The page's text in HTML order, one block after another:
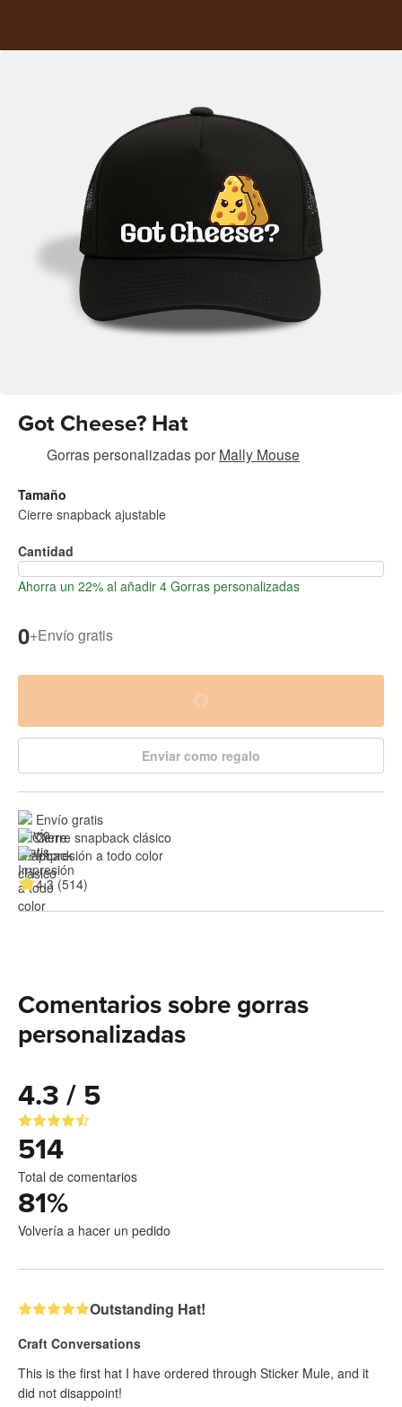
Got Cheese? Hat
Gorras personalizadaspor Mally Mouse
Tamaño
Cierre snapback ajustable
Cantidad
Ahorra un 22% al añadir 4 Gorras personalizadas
0+Envío gratis
Enviar como regalo
Envío gratis
Cierre snapback clásico
Impresión a todo color
4.3 (514)
Comentarios sobre gorras
personalizadas
4.3 / 5
514
Total de comentarios
81%
Volvería a hacer un pedido
Outstanding Hat!
Craft Conversations
This is the first hat I have ordered through Sticker Mule, and it
did not disappoint!